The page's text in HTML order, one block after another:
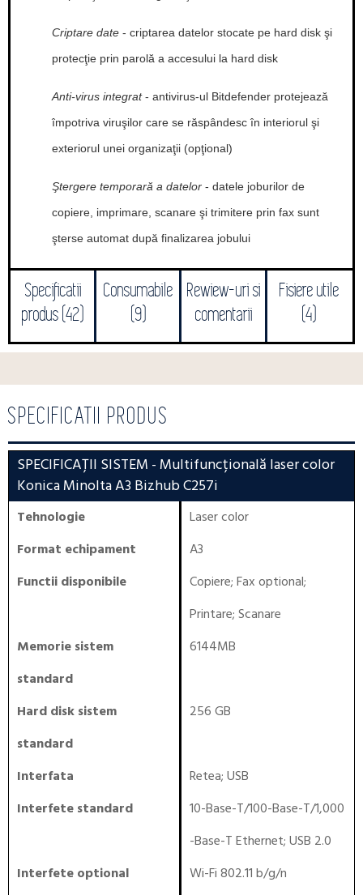
Criptare date- criptarea datelor stocate pe hard disk şi
protecţie prin parolă a accesului la hard disk
Anti-virus integrat- antivirus-ul Bitdefender protejează
împotriva viruşilor care se răspândesc în interiorul şi
exteriorul unei organizaţii (opţional)
Ştergere temporară a datelor- datele joburilor de
copiere, imprimare, scanare şi trimitere prin fax sunt
şterse automat după finalizarea jobului
Specificatii
produs (42)
Consumabile
(9)
Rewiew-uri si
comentarii
Fisiere utile
(4)
SPECIFICATII PRODUS
SPECIFICAȚII SISTEM - Multifuncțională laser color
Konica Minolta A3 Bizhub C257i
Tehnologie
Laser color
Format echipament
A3
Functii disponibile
Copiere;Fax optional;
Printare;Scanare
Memorie sistem
standard
6144MB
Hard disk sistem
standard
256 GB
Interfata Retea;USB
Interfete standard
10-Base-T/100-Base-T/1,000
-Base-T Ethernet; USB 2.0
Interfete optional
Wi-Fi 802.11 b/g/n